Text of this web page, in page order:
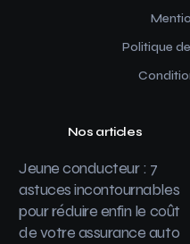
Politique
Nos articles
Jeune conducteur : 7
astuces incontournables
pour réduire enfin le coût
de votre assurance auto